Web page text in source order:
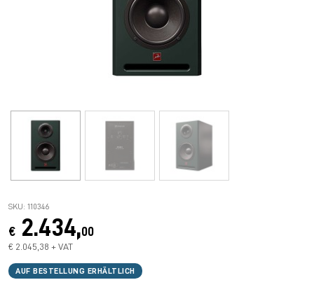
SKU: 110346
€ 2.434,00
€ 2.045,38 + VAT
AUF BESTELLUNG ERHÄLTLICH